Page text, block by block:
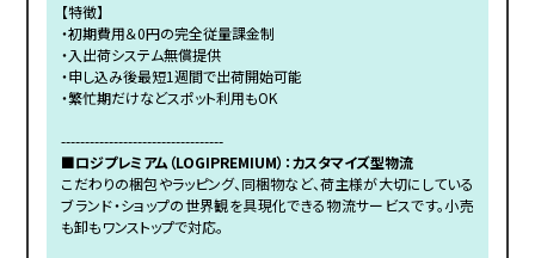
【特徴】
・初期費用＆0円の完全従量課金制
・入出荷システム無償提供
・申し込み後最短1週間で出荷開始可能
・繁忙期だけなどスポット利用もOK
----------------------------------
■ロジプレミアム（LOGIPREMIUM）：カスタマイズ型物流
こだわりの梱包やラッピング、同梱物など、荷主様が大切にしている
ブランド・ショップの世界観を具現化できる物流サービスです。小売
も卸もワンストップで対応。